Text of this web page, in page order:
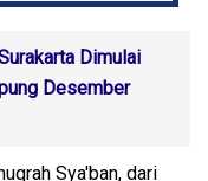
Dimulai
Desember
Sya'ban, dari